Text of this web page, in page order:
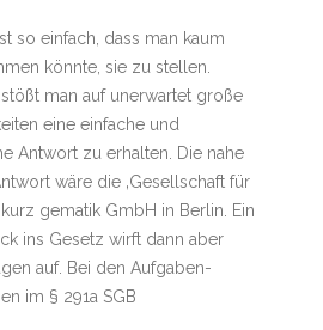
so einfach, dass man kaum
könnte, sie zu stellen.
man auf unerwartet große
eine einfache und
Antwort zu erhalten. Die nahe
wäre die ‚Gesellschaft für
kurz gematik GmbH in Berlin. Ein
ins Gesetz wirft dann aber
auf. Bei den Aufgaben­
im § 291a SGB